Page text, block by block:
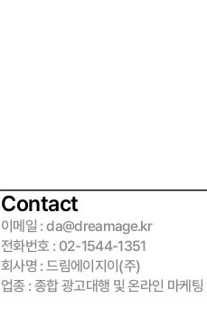
Contact
이메일 : da@dreamage.kr
전화번호 : 02-1544-1351
회사명 : 드림에이지이(주)
업종 : 종합 광고대행 및 온라인 마케팅